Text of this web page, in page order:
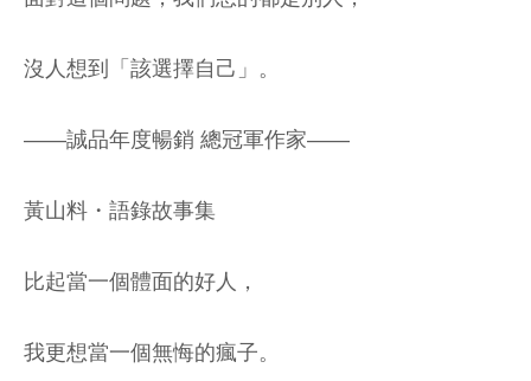
沒人想到「該選擇自己」。
――誠品年度暢銷 總冠軍作家――
黃山料・語錄故事集
比起當一個體面的好人，
我更想當一個無悔的瘋子。